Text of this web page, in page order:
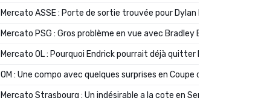
Mercato ASSE : Porte de sortie trouvée pour Dylan Batubinsika
Mercato PSG : Gros problème en vue avec Bradley Barcola ?
Mercato OL : Pourquoi Endrick pourrait déjà quitter Lyon en janvier
OM : Une compo avec quelques surprises en Coupe de France
Mercato Strasbourg : Un indésirable a la cote en Serie A